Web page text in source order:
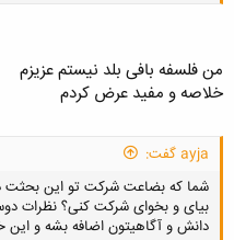
من فلسفه بافی بلد نیستم عزیزم
خلاصه و مفید عرض کردم
ayja گفت:
شما که بضاعت شرکت تو این
بیای و بخوای شرکت کنی؟ نظرات
دانش و آگاهیتون اضافه بشه و این